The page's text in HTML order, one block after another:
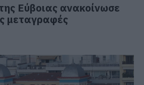
Εύβοιας ανακοίνωσε
μεταγραφές